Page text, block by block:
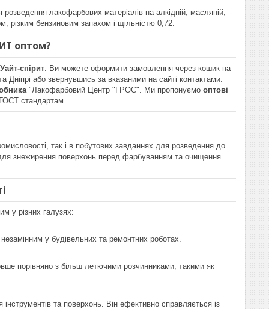
лакофарбових матеріалів на алкідній, масляній,
різким бензиновим запахом і щільністю 0,72.
оптом?
спірит . Ви можете оформити замовлення через кошик на
Дніпрі або звернувшись за вказаними на сайті контактами.
"Лакофарбовий Центр "ГРОС". Ми пропонуємо оптові
стандартам.
так і в побутових завданнях для розведення до
для знежирення поверхонь перед фарбуванням та очищення
у різних галузях:
у будівельних та ремонтних роботах.
порівняно з більш летючими розчинниками, такими як
та поверхонь. Він ефективно справляється із